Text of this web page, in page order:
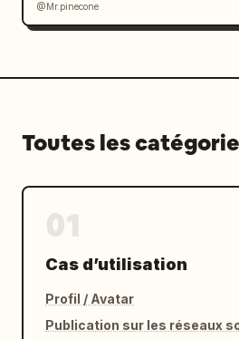
@Mr.pinecone
Toutes les
Cas d’utilisation
Profil / Avatar
Publication sur les réseaux